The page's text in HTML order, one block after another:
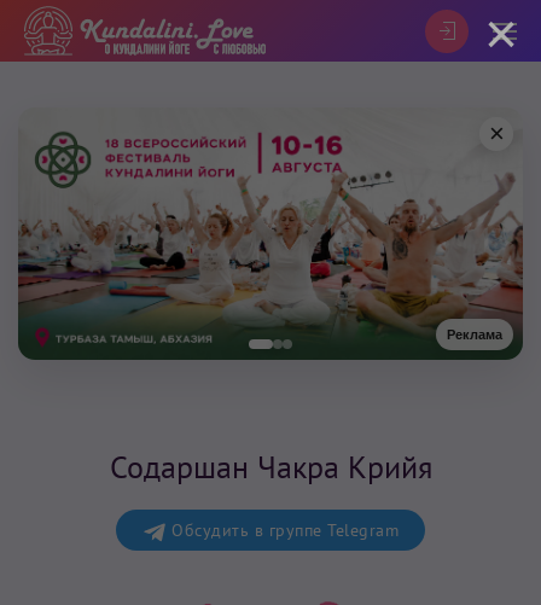
Реклама
×
Содаршан Чакра Крийя
Обсудить в группе Telegram
×